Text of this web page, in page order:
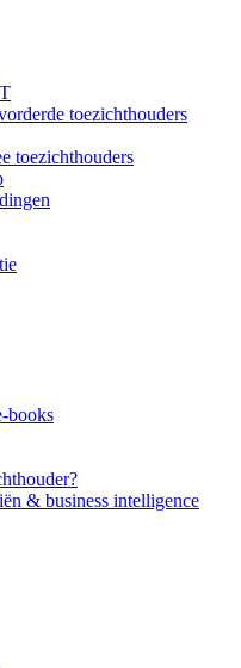
toezichthouders
toezichthouders
books
& business intelligence